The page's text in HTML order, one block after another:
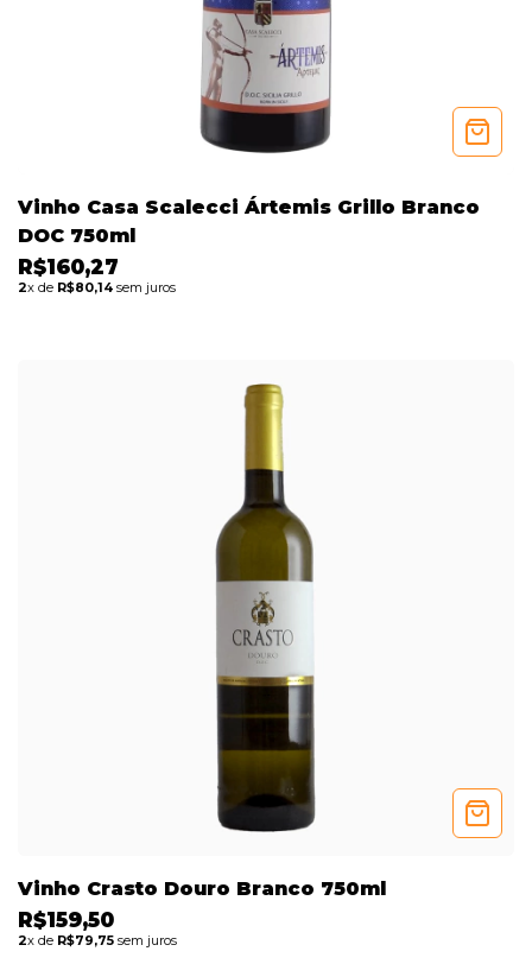
Vinho Casa Scalecci Ártemis Grillo Branco
DOC 750ml
R$160,27
2x de R$80,14 sem juros
Vinho Crasto Douro Branco 750ml
R$159,50
2x de R$79,75 sem juros